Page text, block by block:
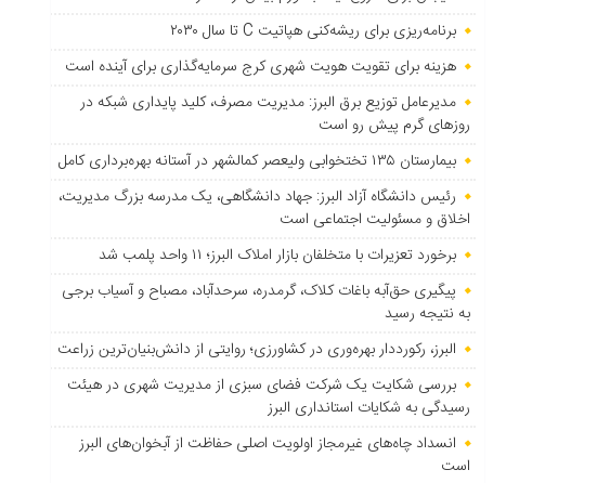
برنامه‌ریزی برای ریشه‌کنی هپاتیت C تا سال ۲۰۳۰
هزینه برای تقویت هویت شهری کرج سرمایه‌گذاری برای آینده است
مدیرعامل توزیع برق البرز: مدیریت مصرف، کلید پایداری شبکه در
روزهای گرم پیش رو است
بیمارستان ۱۳۵ تختخوابی ولیعصر کمالشهر در آستانه بهره‌برداری کامل
رئیس دانشگاه آزاد البرز: جهاد دانشگاهی، یک مدرسه بزرگ مدیریت،
اخلاق و مسئولیت اجتماعی است
برخورد تعزیرات با متخلفان بازار املاک البرز؛ ۱۱ واحد پلمب شد
پیگیری حق‌آبه باغات کلاک، گرمدره، سرحدآباد، مصباح و آسیاب برجی
به نتیجه رسید
البرز، رکورددار بهره‌وری در کشاورزی؛ روایتی از دانش‌بنیان‌ترین زراعت
بررسی شکایت یک شرکت فضای سبزی از مدیریت شهری در هیئت
رسیدگی به شکایات استانداری البرز
انسداد چاه‌های غیرمجاز اولویت اصلی حفاظت از آبخوان‌های البرز
است